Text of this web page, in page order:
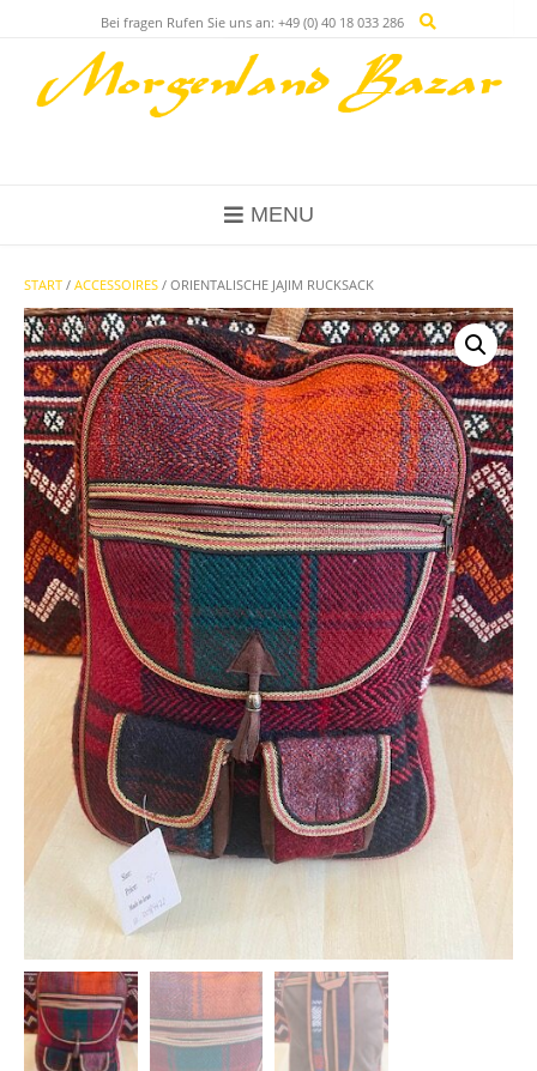
Bei fragen Rufen Sie uns an: +49 (0) 40 18 033 286
MENU
START / ACCESSOIRES / ORIENTALISCHE JAJIM RUCKSACK